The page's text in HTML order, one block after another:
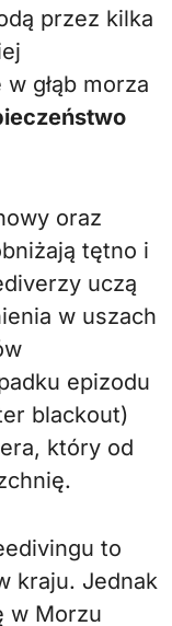
przez kilka
głąb morza
oraz
tętno i
uczą
w uszach
epizodu
blackout)
który od
to
kraju. Jednak
w Morzu